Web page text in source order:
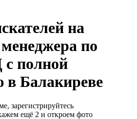
на
по
полной
в Балакиреве
зарегистрируйтесь
ещё 2 и откроем фото